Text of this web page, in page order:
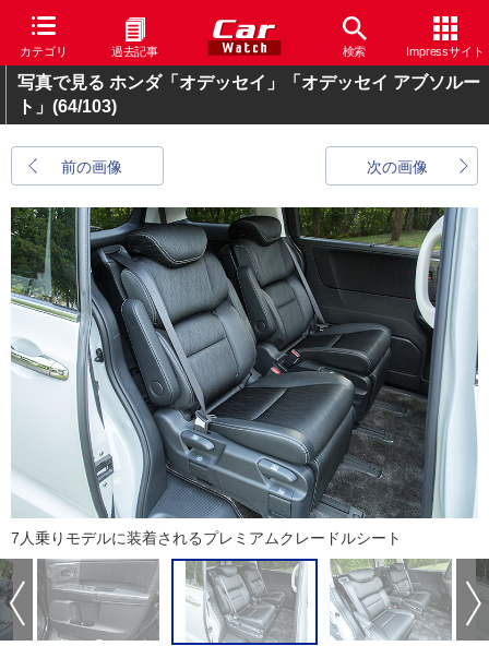
カテゴリ 過去記事 検索 Impressサイト
写真で見る ホンダ「オデッセイ」「オデッセイ アブソルー
ト」 (64/103)
前の画像 次の画像
7人乗りモデルに装着されるプレミアムクレードルシート